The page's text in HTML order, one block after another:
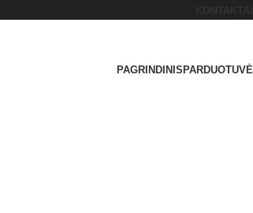
PAGRINDINIS PARDUOTUVĖ